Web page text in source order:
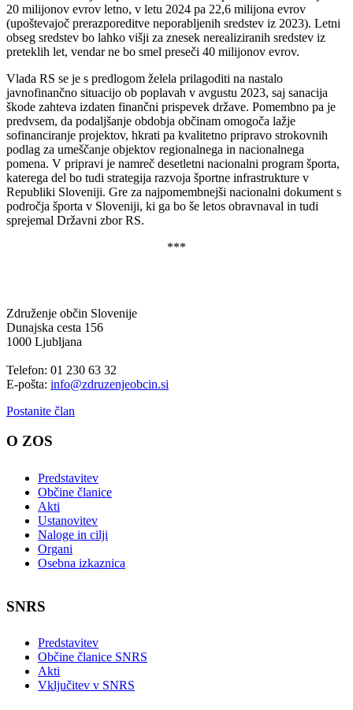
20 milijonov evrov letno, v letu 2024 pa 22,6 milijona evrov
(upoštevajoč prerazporeditve neporabljenih sredstev iz 2023). Letni
obseg sredstev bo lahko višji za znesek nerealiziranih sredstev iz
preteklih let, vendar ne bo smel preseči 40 milijonov evrov.
Vlada RS se je s predlogom želela prilagoditi na nastalo
javnofinančno situacijo ob poplavah v avgustu 2023, saj sanacija
škode zahteva izdaten finančni prispevek države. Pomembno pa je
predvsem, da podaljšanje obdobja občinam omogoča lažje
sofinanciranje projektov, hkrati pa kvalitetno pripravo strokovnih
podlag za umeščanje objektov regionalnega in nacionalnega
pomena. V pripravi je namreč desetletni nacionalni program športa,
katerega del bo tudi strategija razvoja športne infrastrukture v
Republiki Sloveniji. Gre za najpomembnejši nacionalni dokument s
področja športa v Sloveniji, ki ga bo še letos obravnaval in tudi
sprejemal Državni zbor RS.
***
Združenje občin Slovenije
Dunajska cesta 156
1000 Ljubljana
Telefon: 01 230 63 32
E-pošta: info@zdruzenjeobcin.si
Postanite član
O ZOS
Predstavitev
Občine članice
Akti
Ustanovitev
Naloge in cilji
Organi
Osebna izkaznica
SNRS
Predstavitev
Občine članice SNRS
Akti
Vključitev v SNRS